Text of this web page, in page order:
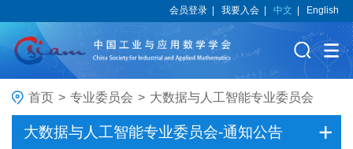
会员登录 |我要入会 |中文 English
首页 > 专业委员会 > 大数据与人工智能专业委员会
大数据与人工智能专业委员会-通知公告